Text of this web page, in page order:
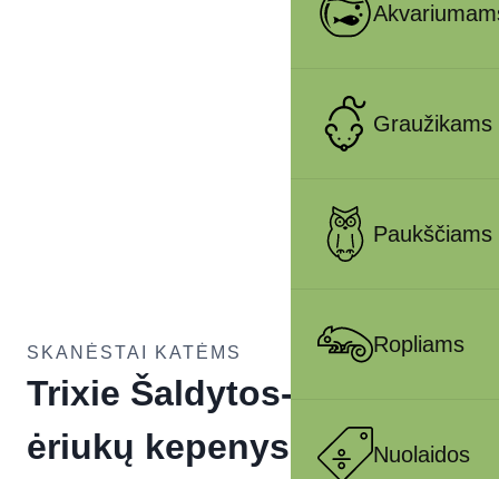
Graužikams
Paukščiams
Ropliams
Nuolaidos
SKANĖSTAI KATĖMS
Trixie Šaldytos-džiovintos
ėriukų kepenys ir lašiša,